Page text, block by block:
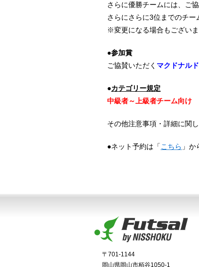
さらに優勝チームには、ご
さらにさらに3位までのチー
※変更になる場合もござい
●参加賞
ご協賛いただく マクドナル
●カテゴリー規定
中級者～上級者チーム向け
その他注意事項・詳細に関
●ネット予約は「 こちら 」か
〒701-1144
岡山県岡山市栢谷1050-1